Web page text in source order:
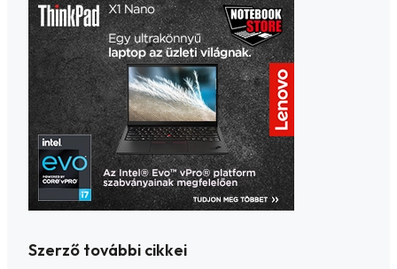
Szerző további cikkei